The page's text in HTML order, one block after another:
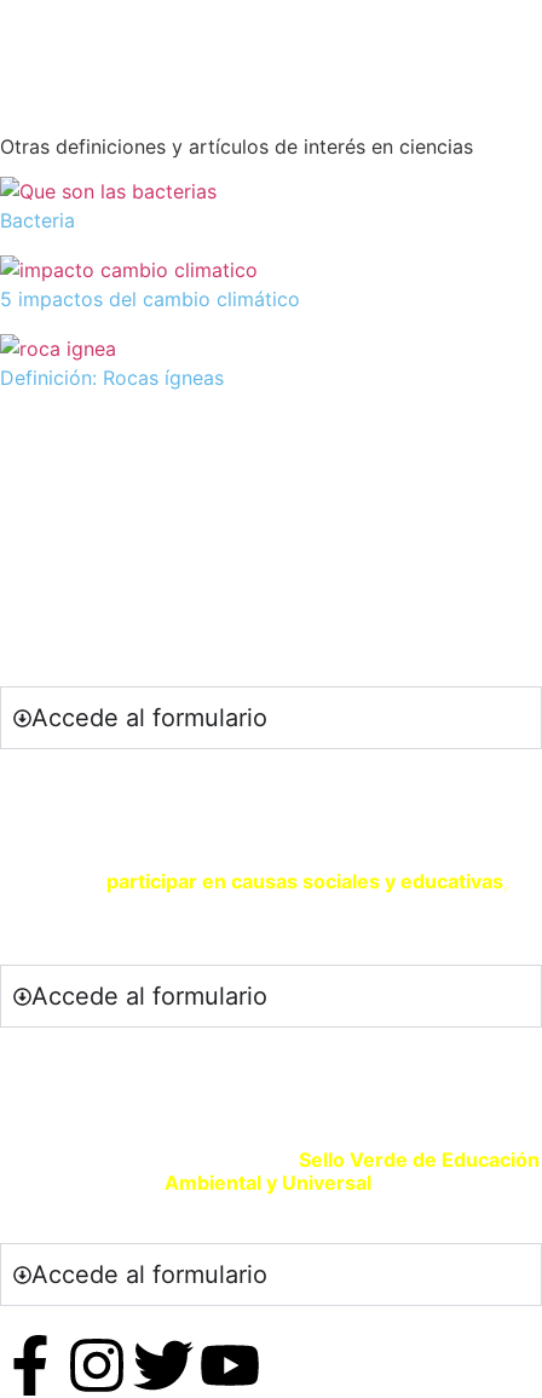
Otras definiciones y artículos de interés en ciencias
Bacteria
5 impactos del cambio climático
Definición: Rocas ígneas
Accede al formulario
participar en causas sociales y educativas,
Accede al formulario
Sello Verde de Educación
Ambiental y Universal
Accede al formulario